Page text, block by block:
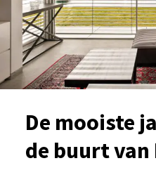
De mooiste
de buurt van